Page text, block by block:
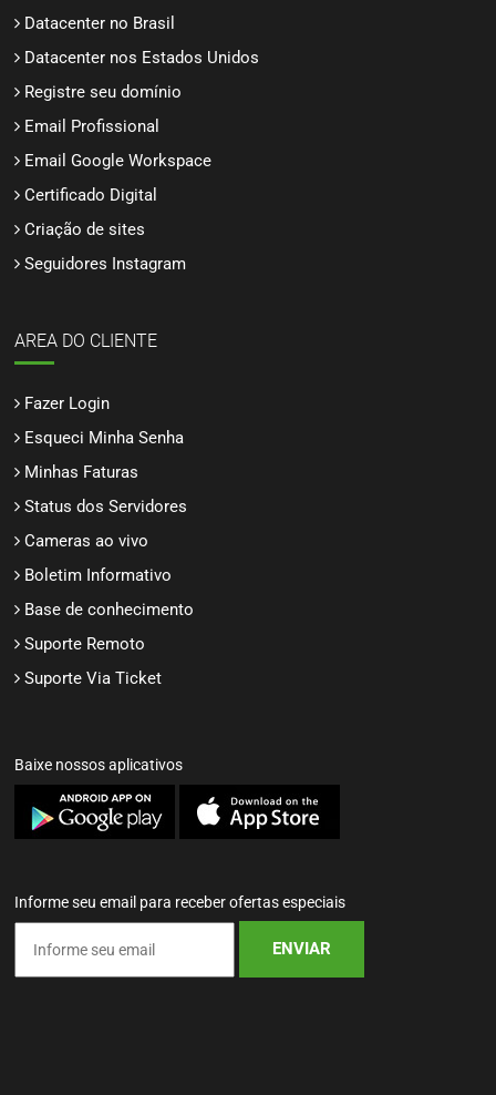
Datacenter no Brasil
Datacenter nos Estados Unidos
Registre seu domínio
Email Profissional
Email Google Workspace
Certificado Digital
Criação de sites
Seguidores Instagram
AREA DO CLIENTE
Fazer Login
Esqueci Minha Senha
Minhas Faturas
Status dos Servidores
Cameras ao vivo
Boletim Informativo
Base de conhecimento
Suporte Remoto
Suporte Via Ticket
Baixe nossos aplicativos
Informe seu email para receber ofertas especiais